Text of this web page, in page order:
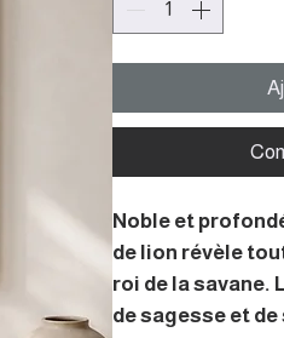
Noble et
de lion révèle
roi de la savane.
de sagesse et